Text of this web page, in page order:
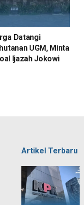
Datangi
UGM, Minta
Ijazah Jokowi
Artikel Terbaru